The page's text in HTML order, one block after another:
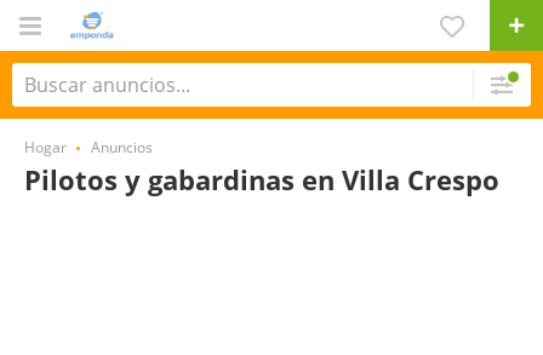
Hogar Anuncios
Pilotos y gabardinas en Villa Crespo